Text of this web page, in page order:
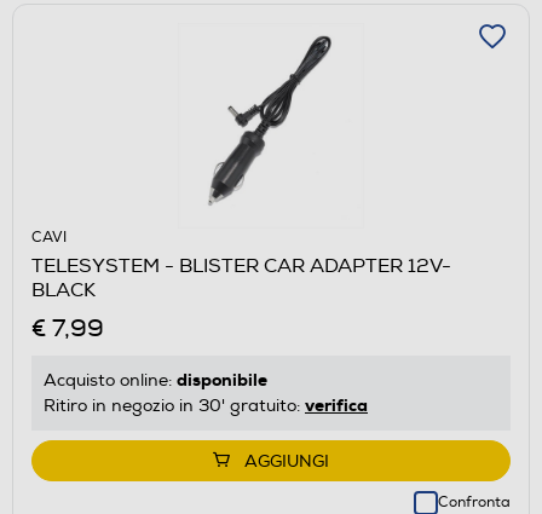
CAVI
TELESYSTEM - BLISTER CAR ADAPTER 12V-
BLACK
€ 7,99
Acquisto online: disponibile
Ritiro in negozio in 30' gratuito: verifica
AGGIUNGI
Confronta